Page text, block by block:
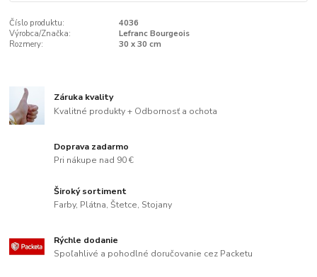
Číslo produktu:
4036
Výrobca/Značka:
Lefranc Bourgeois
Rozmery:
30 x 30 cm
Záruka kvality
Kvalitné produkty + Odbornosť a ochota
Doprava zadarmo
Pri nákupe nad 90 €
Široký sortiment
Farby, Plátna, Štetce, Stojany
Rýchle dodanie
Spoľahlivé a pohodlné doručovanie cez Packetu